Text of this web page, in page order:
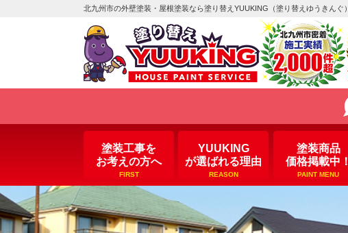
北九州市の外壁塗装・屋根塗装なら塗り替えYUUKING（塗り替えゆうきんぐ）
塗装工事を
お考えの方へ
FIRST
YUUKING
が選ばれる理由
REASON
塗装商品
価格掲載中！
PAINT MENU